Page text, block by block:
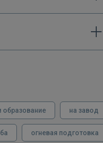
образование на завод
огневая подготовка